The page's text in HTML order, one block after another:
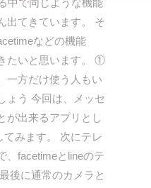
中で同じような機能
出てきています。 そ
などの機能
たいと思います。 ①
一方だけ使う人もい
ょう 今回は、メッセ
が出来るアプリとし
てみます。 次にテレ
、facetimeとlineのテ
後に通常のカメラと